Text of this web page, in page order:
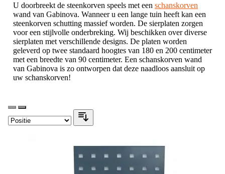
U doorbreekt de steenkorven speels met een schanskorven
wand van Gabinova. Wanneer u een lange tuin heeft kan een
steenkorven schutting massief worden. De sierplaten zorgen
voor een stijlvolle onderbreking. Wij beschikken over diverse
sierplaten met verschillende designs. De platen worden
geleverd op twee standaard hoogtes van 180 en 200 centimeter
met een breedte van 90 centimeter. Een schanskorven wand
van Gabinova is zo ontworpen dat deze naadloos aansluit op
uw schanskorven!